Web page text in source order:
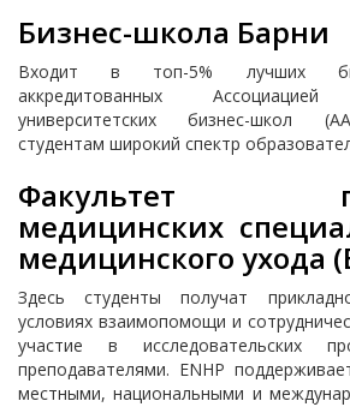
Бизнес-школа Барни
Входит в топ-5% лучших
аккредитованных
университетских бизнес-школ
студентам широкий спектр
Факультет
медицинских
медицинского ухода
Здесь студенты получат
условиях взаимопомощи и
участие в исследовательских
преподавателями. ENHP
местными, национальными и